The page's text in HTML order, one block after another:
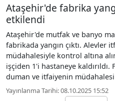
Ataşehir'de fabrika
etkilendi
Ataşehir'de mutfak ve banyo
fabrikada yangın çıktı. Alevler
müdahalesiyle kontrol altına
işçiden 1'i hastaneye
duman ve itfaiyenin
Yayınlanma Tarihi: 08.10.2025 15:52